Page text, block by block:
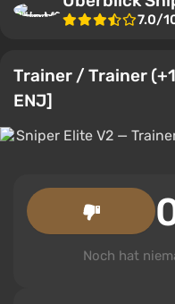
7.0/
Trainer / Trainer
ENJ]
Noch hat